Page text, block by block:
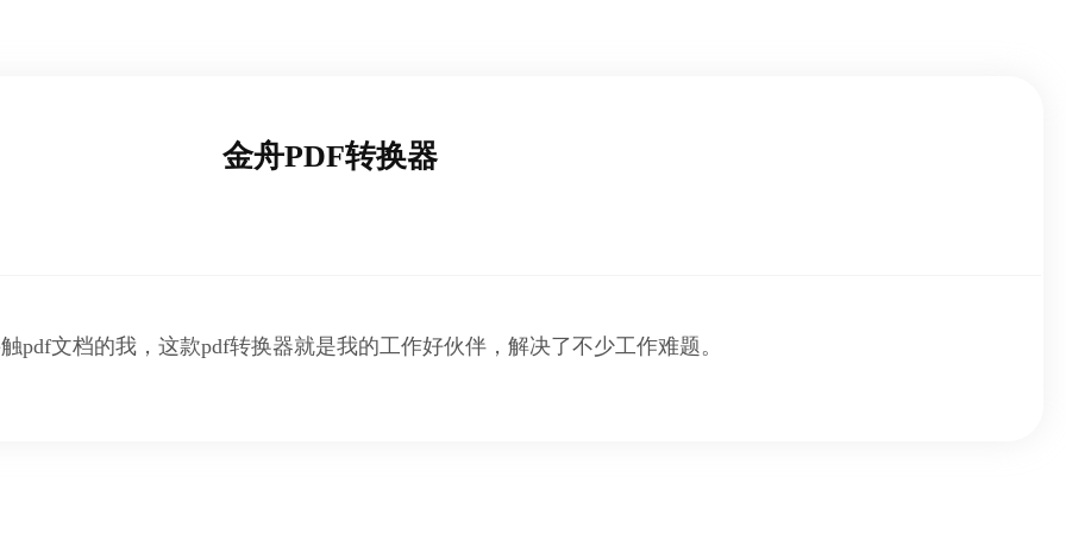
金舟PDF转换器
pdf文档的我，这款pdf转换器就是我的工作好伙伴，解决了不少工作难题。